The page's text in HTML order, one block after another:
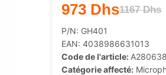
1167Dhs
973 Dhs
P/N: GH401
EAN: 4038986631013
Code de l'article: A280638
Catégorie affecté: